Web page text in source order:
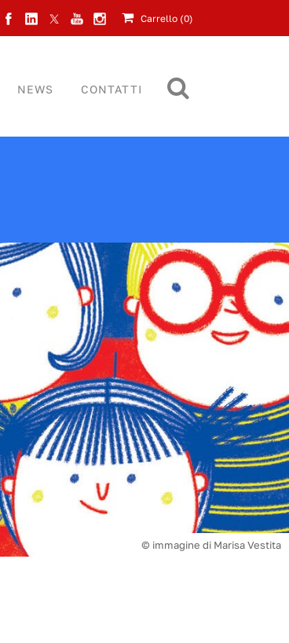
Carrello (0)
NEWS CONTATTI
© immagine di Marisa Vestita